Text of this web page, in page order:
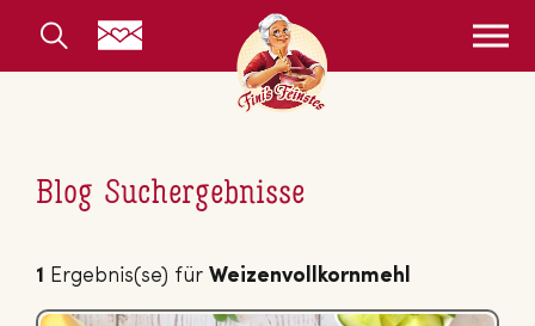
Blog Suchergebnisse
1 Ergebnis(se) für Weizenvollkornmehl